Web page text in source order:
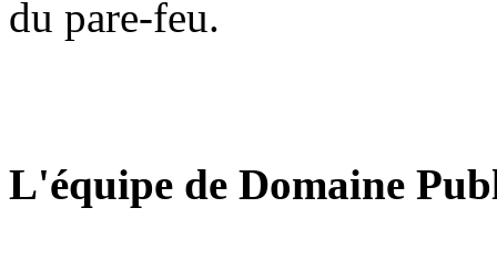
du pare-feu.
L'équipe de Domaine